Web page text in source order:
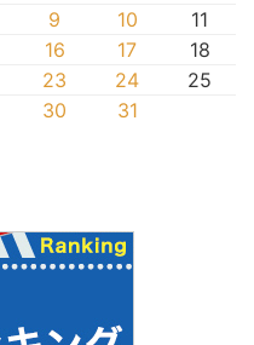
9 10
11
16 17
18
23 24
25
30
31